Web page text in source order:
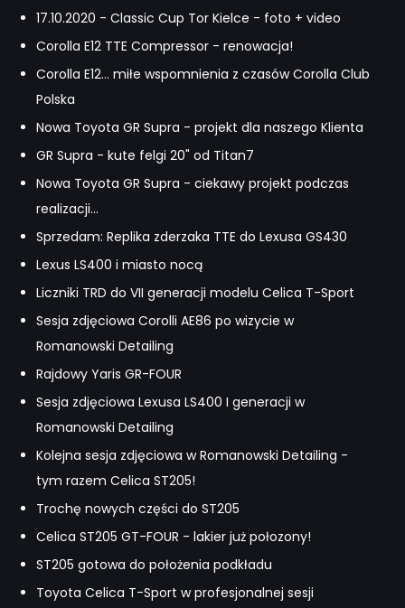
17.10.2020 - Classic Cup Tor Kielce - foto + video
Corolla E12 TTE Compressor - renowacja!
Corolla E12... miłe wspomnienia z czasów Corolla Club
Polska
Nowa Toyota GR Supra - projekt dla naszego Klienta
GR Supra - kute felgi 20" od Titan7
Nowa Toyota GR Supra - ciekawy projekt podczas
realizacji...
Sprzedam: Replika zderzaka TTE do Lexusa GS430
Lexus LS400 i miasto nocą
Liczniki TRD do VII generacji modelu Celica T-Sport
Sesja zdjęciowa Corolli AE86 po wizycie w
Romanowski Detailing
Rajdowy Yaris GR-FOUR
Sesja zdjęciowa Lexusa LS400 I generacji w
Romanowski Detailing
Kolejna sesja zdjęciowa w Romanowski Detailing -
tym razem Celica ST205!
Trochę nowych części do ST205
Celica ST205 GT-FOUR - lakier już połozony!
ST205 gotowa do położenia podkładu
Toyota Celica T-Sport w profesjonalnej sesji